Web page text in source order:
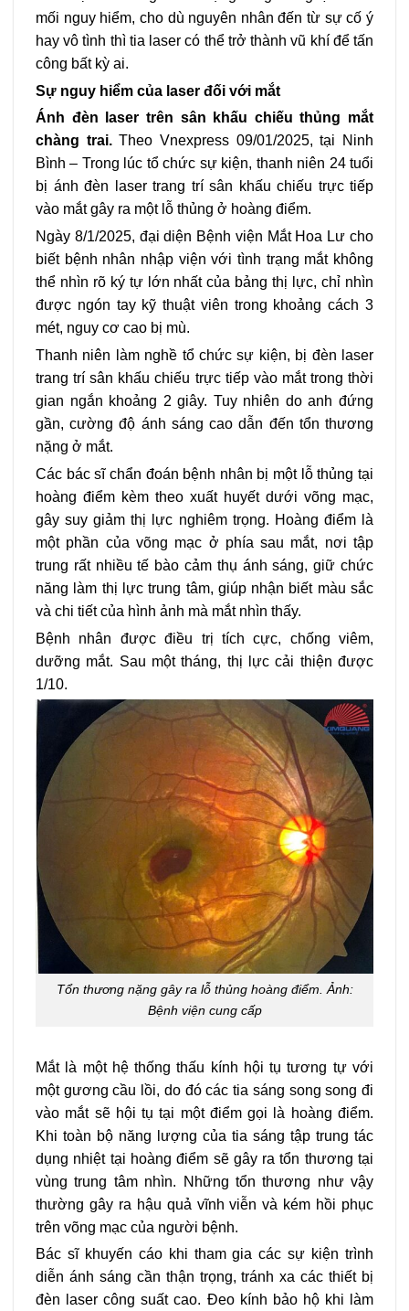
mối nguy hiểm, cho dù nguyên nhân đến từ sự cố ý
hay vô tình thì tia laser có thể trở thành vũ khí để tấn
công bất kỳ ai.
Sự nguy hiểm của laser đối với mắt
Ánh đèn laser trên sân khấu chiếu thủng mắt
chàng trai.Theo Vnexpress 09/01/2025, tại Ninh
Bình – Trong lúc tổ chức sự kiện, thanh niên 24 tuổi
bị ánh đèn laser trang trí sân khấu chiếu trực tiếp
vào mắt gây ra một lỗ thủng ở hoàng điểm.
Ngày 8/1/2025, đại diện Bệnh viện Mắt Hoa Lư cho
biết bệnh nhân nhập viện với tình trạng mắt không
thể nhìn rõ ký tự lớn nhất của bảng thị lực, chỉ nhìn
được ngón tay kỹ thuật viên trong khoảng cách 3
mét, nguy cơ cao bị mù.
Thanh niên làm nghề tổ chức sự kiện, bị đèn laser
trang trí sân khấu chiếu trực tiếp vào mắt trong thời
gian ngắn khoảng 2 giây. Tuy nhiên do anh đứng
gần, cường độ ánh sáng cao dẫn đến tổn thương
nặng ở mắt.
Các bác sĩ chẩn đoán bệnh nhân bị một lỗ thủng tại
hoàng điểm kèm theo xuất huyết dưới võng mạc,
gây suy giảm thị lực nghiêm trọng. Hoàng điểm là
một phần của võng mạc ở phía sau mắt, nơi tập
trung rất nhiều tế bào cảm thụ ánh sáng, giữ chức
năng làm thị lực trung tâm, giúp nhận biết màu sắc
và chi tiết của hình ảnh mà mắt nhìn thấy.
Bệnh nhân được điều trị tích cực, chống viêm,
dưỡng mắt. Sau một tháng, thị lực cải thiện được
1/10.
Tổn thương nặng gây ra lỗ thủng hoàng điểm. Ảnh:
Bệnh viện cung cấp
Mắt là một hệ thống thấu kính hội tụ tương tự với
một gương cầu lồi, do đó các tia sáng song song đi
vào mắt sẽ hội tụ tại một điểm gọi là hoàng điểm.
Khi toàn bộ năng lượng của tia sáng tập trung tác
dụng nhiệt tại hoàng điểm sẽ gây ra tổn thương tại
vùng trung tâm nhìn. Những tổn thương như vậy
thường gây ra hậu quả vĩnh viễn và kém hồi phục
trên võng mạc của người bệnh.
Bác sĩ khuyến cáo khi tham gia các sự kiện trình
diễn ánh sáng cần thận trọng, tránh xa các thiết bị
đèn laser công suất cao. Đeo kính bảo hộ khi làm